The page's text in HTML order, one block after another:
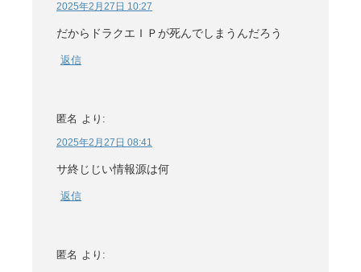
2025年2月27日 10:27
だからドラクエＩＰが死んでしまうんだろう
返信
匿名 より:
2025年2月27日 08:41
サ終じじい情報源は何
返信
匿名 より: